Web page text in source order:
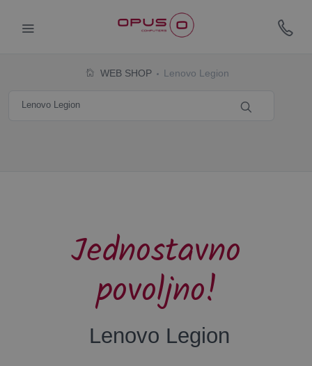
WEB SHOP Lenovo Legion
Jednostavno
povoljno!
Lenovo Legion